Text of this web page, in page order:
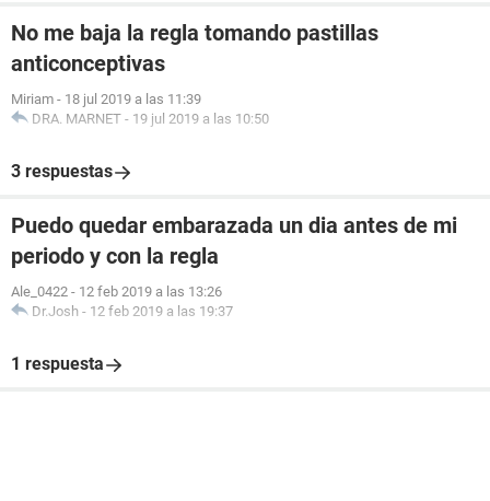
No me baja la regla tomando pastillas
anticonceptivas
Miriam - 18 jul 2019 a las 11:39
DRA. MARNET - 19 jul 2019 a las 10:50
3 respuestas
Puedo quedar embarazada un dia antes de mi
periodo y con la regla
Ale_0422 - 12 feb 2019 a las 13:26
Dr.Josh - 12 feb 2019 a las 19:37
1 respuesta